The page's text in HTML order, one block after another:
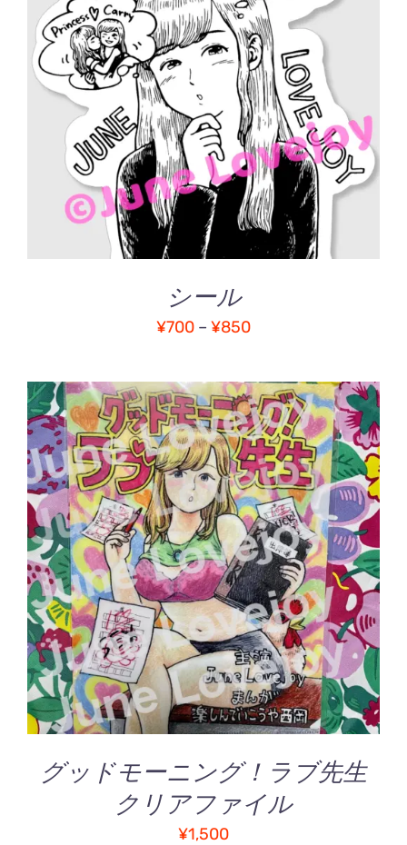
ま
す。
オ
プ
シ
ョ
ン
は
商
品
ペ
ー
ら
で
き
ま
す
オプションを選択こ
の
商
品
に
は
複
数
の
ー
ョ
ン
が
あ
り
ま
す。
オ
プ
シ
ョ
ン
は
商
品
ペ
ー
か
ら
選
/
詳細
シール
¥700 – ¥850価
帯:
¥700
–
¥850
お買い物カゴに追加
/
詳細
グッドモーニング！ラブ先生
クリアファイル
¥1,500